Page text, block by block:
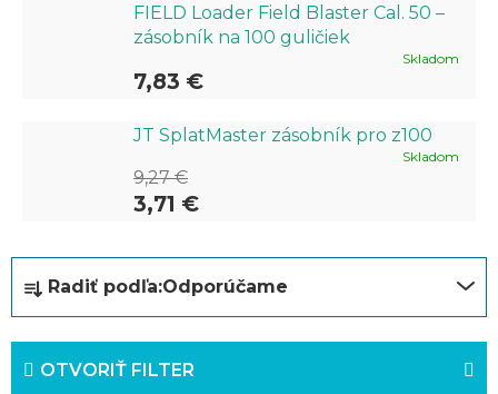
FIELD Loader Field Blaster Cal. 50 –
zásobník na 100 guličiek
Skladom
7,83 €
JT SplatMaster zásobník pro z100
Skladom
3,71 €
9,27 €
d
e
Radiť podľa:Odporúčame
OTVORIŤ FILTER